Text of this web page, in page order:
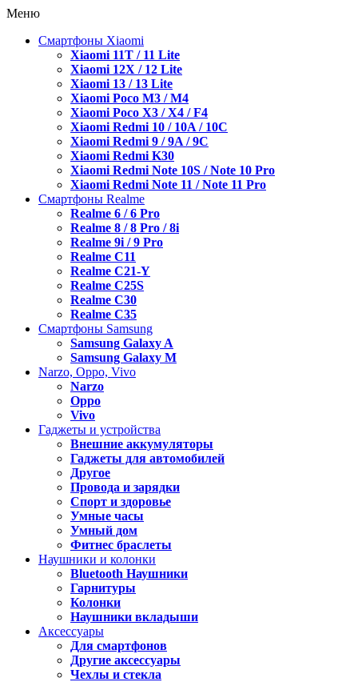
Меню
Смартфоны Xiaomi
Xiaomi 11T / 11 Lite
Xiaomi 12X / 12 Lite
Xiaomi 13 / 13 Lite
Xiaomi Poco M3 / M4
Xiaomi Poco X3 / X4 / F4
Xiaomi Redmi 10 / 10A / 10C
Xiaomi Redmi 9 / 9A / 9C
Xiaomi Redmi K30
Xiaomi Redmi Note 10S / Note 10 Pro
Xiaomi Redmi Note 11 / Note 11 Pro
Смартфоны Realme
Realme 6 / 6 Pro
Realme 8 / 8 Pro / 8i
Realme 9i / 9 Pro
Realme C11
Realme C21-Y
Realme C25S
Realme C30
Realme C35
Смартфоны Samsung
Samsung Galaxy A
Samsung Galaxy M
Narzo, Oppo, Vivo
Narzo
Oppo
Vivo
Гаджеты и устройства
Внешние аккумуляторы
Гаджеты для автомобилей
Другое
Провода и зарядки
Спорт и здоровье
Умные часы
Умный дом
Фитнес браслеты
Наушники и колонки
Bluetooth Наушники
Гарнитуры
Колонки
Наушники вкладыши
Аксессуары
Для смартфонов
Другие аксессуары
Чехлы и стекла